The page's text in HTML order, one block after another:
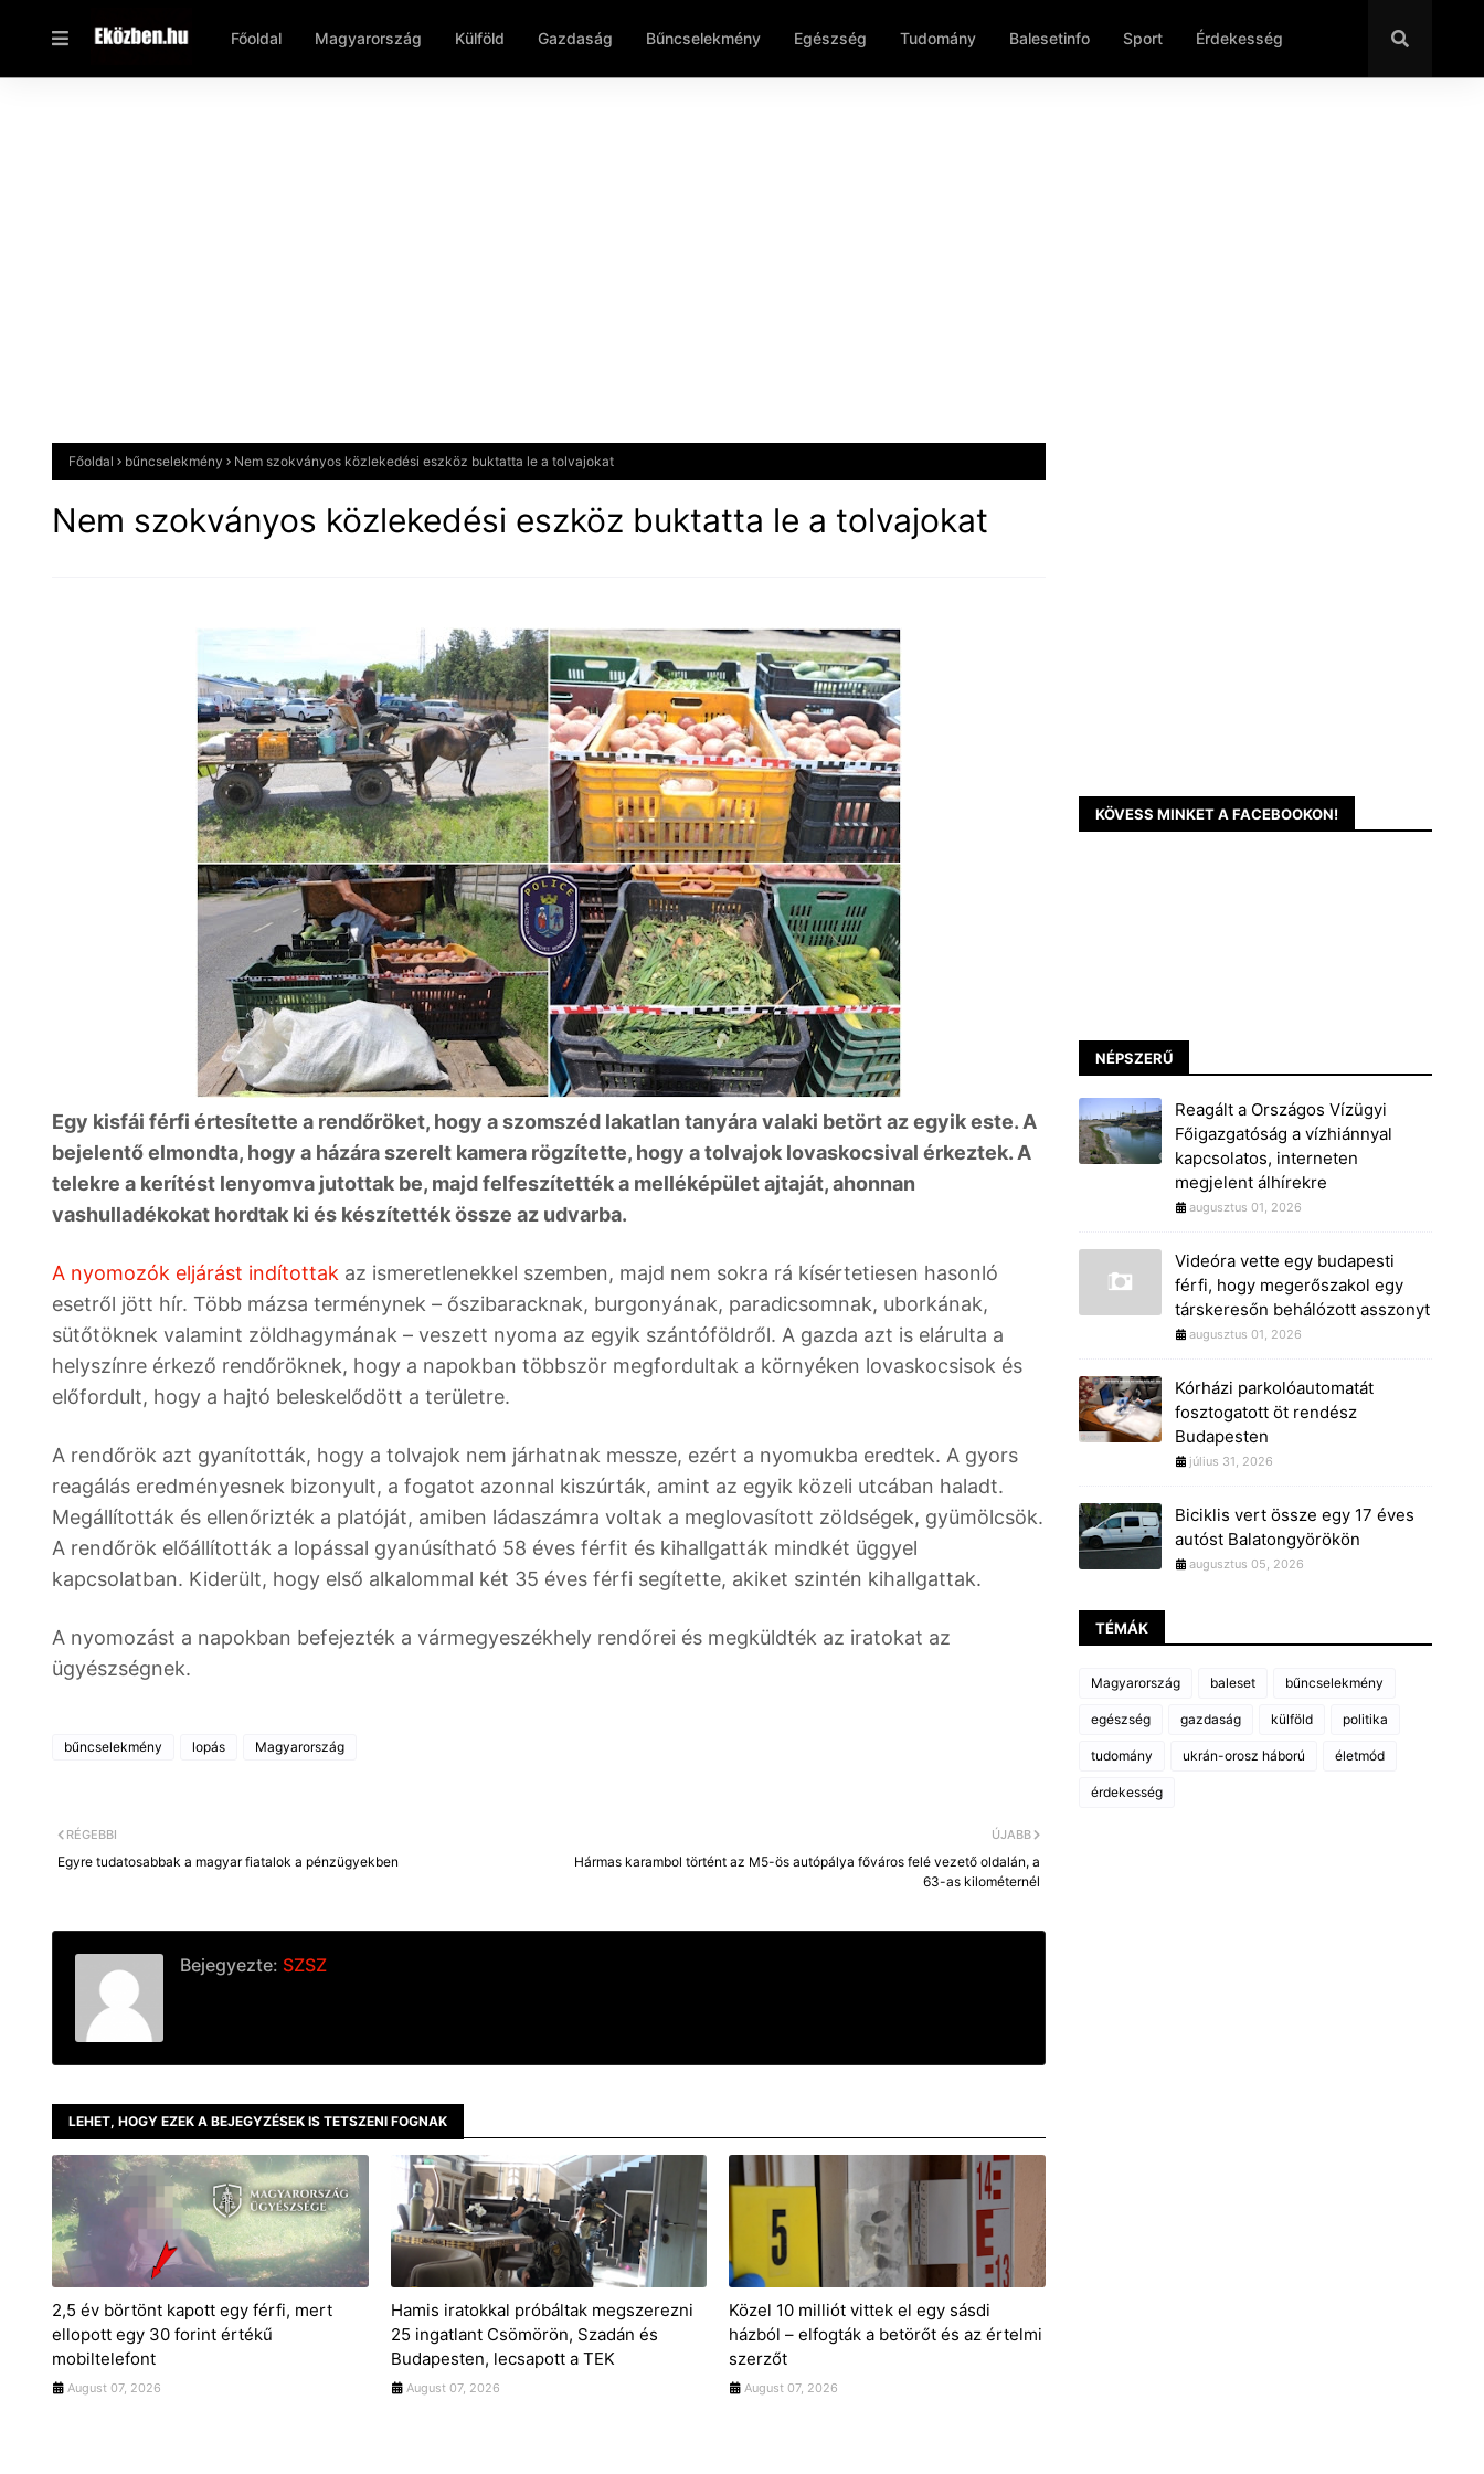
Főoldal Magyarország Külföld Gazdaság Bűncselekmény Egészség Tudomány Balesetinfo Sport Érdekesség
Főoldal bűncselekmény Nem szokványos közlekedési eszköz buktatta le a tolvajokat
Nem szokványos közlekedési eszköz buktatta le a tolvajokat
Egy kisfái férfi értesítette a rendőröket, hogy a szomszéd lakatlan tanyára valaki betört az egyik este. A
bejelentő elmondta, hogy a házára szerelt kamera rögzítette, hogy a tolvajok lovaskocsival érkeztek. A
telekre a kerítést lenyomva jutottak be, majd felfeszítették a melléképület ajtaját, ahonnan
vashulladékokat hordtak ki és készítették össze az udvarba.
A nyomozók eljárást indítottak az ismeretlenekkel szemben, majd nem sokra rá kísértetiesen hasonló
esetről jött hír. Több mázsa terménynek – őszibaracknak, burgonyának, paradicsomnak, uborkának,
sütőtöknek valamint zöldhagymának – veszett nyoma az egyik szántóföldről. A gazda azt is elárulta a
helyszínre érkező rendőröknek, hogy a napokban többször megfordultak a környéken lovaskocsisok és
előfordult, hogy a hajtó beleskelődött a területre.
A rendőrök azt gyanították, hogy a tolvajok nem járhatnak messze, ezért a nyomukba eredtek. A gyors
reagálás eredményesnek bizonyult, a fogatot azonnal kiszúrták, amint az egyik közeli utcában haladt.
Megállították és ellenőrizték a platóját, amiben ládaszámra voltak a meglovasított zöldségek, gyümölcsök.
A rendőrök előállították a lopással gyanúsítható 58 éves férfit és kihallgatták mindkét üggyel
kapcsolatban. Kiderült, hogy első alkalommal két 35 éves férfi segítette, akiket szintén kihallgattak.
A nyomozást a napokban befejezték a vármegyeszékhely rendőrei és megküldték az iratokat az
ügyészségnek.
bűncselekmény lopás Magyarország
ÚJABB
Hármas karambol történt az M5-ös autópálya főváros felé vezető oldalán, a
63-as kilométernél
RÉGEBBI
Egyre tudatosabbak a magyar fiatalok a pénzügyekben
Bejegyezte: SZSZ
LEHET, HOGY EZEK A BEJEGYZÉSEK IS TETSZENI FOGNAK
2,5 év börtönt kapott egy férfi, mert
ellopott egy 30 forint értékű
mobiltelefont
August 07, 2026
Hamis iratokkal próbáltak megszerezni
25 ingatlant Csömörön, Szadán és
Budapesten, lecsapott a TEK
August 07, 2026
Közel 10 milliót vittek el egy sásdi
házból – elfogták a betörőt és az értelmi
szerzőt
August 07, 2026
KÖVESS MINKET A FACEBOOKON!
NÉPSZERŰ
Reagált a Országos Vízügyi
Főigazgatóság a vízhiánnyal
kapcsolatos, interneten
megjelent álhírekre
augusztus 01, 2026
Videóra vette egy budapesti
férfi, hogy megerőszakol egy
társkeresőn behálózott asszonyt
augusztus 01, 2026
Kórházi parkolóautomatát
fosztogatott öt rendész
Budapesten
július 31, 2026
Biciklis vert össze egy 17 éves
autóst Balatongyörökön
augusztus 05, 2026
TÉMÁK
Magyarország baleset bűncselekmény
egészség gazdaság külföld politika
tudomány ukrán-orosz háború életmód
érdekesség